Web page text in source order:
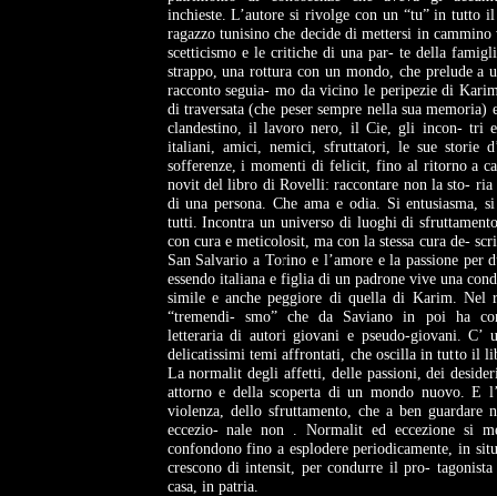
inchieste. L’autore si rivolge con un “tu” in tutto
ragazzo tunisino che decide di mettersi in
scetticismo e le critiche di una par- te della
strappo, una rottura con un mondo, che prelude a
racconto seguia- mo da vicino le peripezie di
di traversata (che peser sempre nella sua
clandestino, il lavoro nero, il Cie, gli incon- tri
italiani, amici, nemici, sfruttatori, le sue storie
sofferenze, i momenti di felicit, fino al ritorno a
novit del libro di Rovelli: raccontare non la sto-
di una persona. Che ama e odia. Si entusiasma,
tutti. Incontra un universo di luoghi di
con cura e meticolosit, ma con la stessa cura de-
San Salvario a Torino e l’amore e la passione per
essendo italiana e figlia di un padrone vive una
simile e anche peggiore di quella di Karim. Nel
“tremendi- smo” che da Saviano in poi ha
letteraria di autori giovani e pseudo-giovani. C’
delicatissimi temi affrontati, che oscilla in tutto il
La normalit degli affetti, delle passioni, dei
attorno e della scoperta di un mondo nuovo. E
violenza, dello sfruttamento, che a ben guardare
eccezio- nale non . Normalit ed eccezione si
confondono fino a esplodereperiodicamente, in
crescono di intensit, per condurre il pro-
casa, in patria.